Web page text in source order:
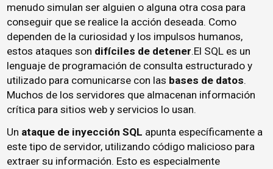
menudo simulan ser alguien o alguna otra cosa para
conseguir que se realice la acción deseada. Como
dependen de la curiosidad y los impulsos humanos,
estos ataques son difíciles de detener.El SQL es un
lenguaje de programación de consulta estructurado y
utilizado para comunicarse con las bases de datos.
Muchos de los servidores que almacenan información
crítica para sitios web y servicios lo usan.
Un ataque de inyección SQL apunta específicamente a
este tipo de servidor, utilizando código malicioso para
extraer su información. Esto es especialmente